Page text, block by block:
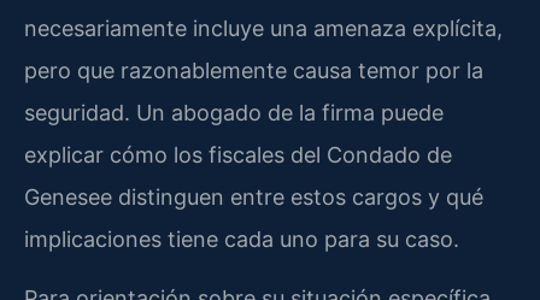
necesariamente incluye una amenaza explícita,
pero que razonablemente causa temor por la
seguridad. Un abogado de la firma puede
explicar cómo los fiscales del Condado de
Genesee distinguen entre estos cargos y qué
implicaciones tiene cada uno para su caso.